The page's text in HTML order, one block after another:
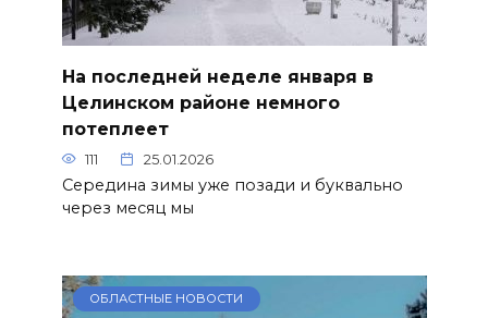
На последней неделе января в
Целинском районе немного
потеплеет
111 25.01.2026
Середина зимы уже позади и буквально
через месяц мы
ОБЛАСТНЫЕ НОВОСТИ